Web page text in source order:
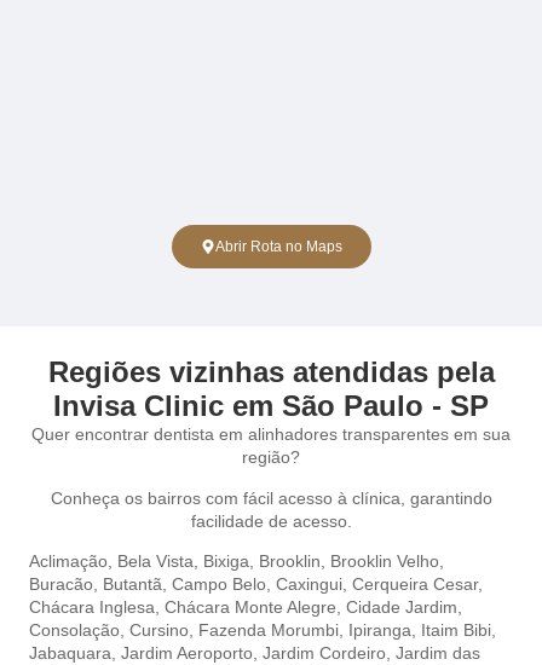
Abrir Rota no Maps
Regiões vizinhas atendidas pela
Invisa Clinic em São Paulo - SP
Quer encontrar dentista em alinhadores transparentes em sua
região?
Conheça os bairros com fácil acesso à clínica, garantindo
facilidade de acesso.
Aclimação, Bela Vista, Bixiga, Brooklin, Brooklin Velho,
Buracão, Butantã, Campo Belo, Caxingui, Cerqueira Cesar,
Chácara Inglesa, Chácara Monte Alegre, Cidade Jardim,
Consolação, Cursino, Fazenda Morumbi, Ipiranga, Itaim Bibi,
Jabaquara, Jardim Aeroporto, Jardim Cordeiro, Jardim das